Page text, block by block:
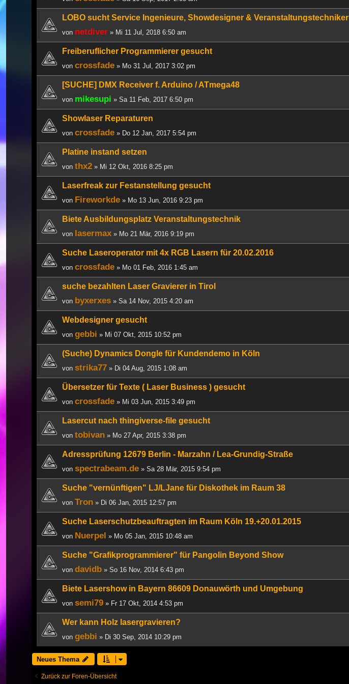
LOBO sucht Service Ingenieure, Showdesigner & Veranstaltungstechniker
von netdiver » Mi 11 Jul, 2018 6:50 am
Freiberuflicher Programmierer gesucht
von crossfade » Mo 31 Jul, 2017 3:02 pm
[SUCHE] DMX Receiver f. Arduino / ATmega48
von mikesupi » Sa 11 Feb, 2017 6:50 pm
Showlaser Reparaturen
von crossfade » Do 12 Jan, 2017 5:54 pm
Platine instand setzen
von thx2 » Mi 12 Okt, 2016 8:25 pm
Laserfreak zur Festanstellung gesucht
von Fireworkde » Mo 13 Jun, 2016 9:23 pm
Biete Ausbildungsplatz Veranstaltungstechnik
von lasermax » Mo 21 Mär, 2016 9:19 pm
Suche Laseroperator mit 4x RGB Lasern für 20.02.2016
von crossfade » Mo 01 Feb, 2016 1:45 am
suche bezahlten Laser Gravierer in Tirol
von byxerxes » Sa 14 Nov, 2015 4:20 am
Webdesigner gesucht
von gebbi » Mi 07 Okt, 2015 10:52 pm
(Suche) Dynamics Dongle für Kundendemo in Köln
von strika77 » Di 04 Aug, 2015 1:08 am
Übersetzer für Texte ( Laser Business ) gesucht
von crossfade » Mi 03 Jun, 2015 3:49 pm
Lasercut nach thingiverse-file gesucht
von tobivan » Mo 27 Apr, 2015 3:38 pm
Adressprüfung 12679 Berlin - Marzahn / Lea-Grundig-Straße
von spectrabeam.de » Sa 28 Mär, 2015 9:54 pm
Suche "vernünftigen" LJ/LJane für Diskothek im Raum 38
von Tron » Di 06 Jan, 2015 12:57 pm
Suche Laserschutzbeauftragten im Raum Köln 19.+20.01.2015
von Nuerpel » Mo 05 Jan, 2015 10:48 am
Suche "Grafikprogrammierer" für Pangolin Beyond Show
von davidb » So 16 Nov, 2014 6:43 pm
Biete Lasershow in Bayern 86609 Donauwörth und Umgebung
von semi79 » Fr 17 Okt, 2014 4:53 pm
Wer kann Holz lasergravieren?
von gebbi » Di 30 Sep, 2014 10:29 pm
Neues Thema
Zurück zur Foren-Übersicht